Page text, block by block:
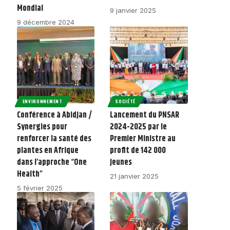
Mondial
9 décembre 2024
9 janvier 2025
ENVIRONNEMENT
Conférence à Abidjan /
Synergies pour
renforcer la santé des
plantes en Afrique
dans l’approche “One
Health”
5 février 2025
SOCIÉTÉ
Lancement du PNSAR
2024-2025 par le
Premier Ministre au
profit de 142 000
jeunes
21 janvier 2025